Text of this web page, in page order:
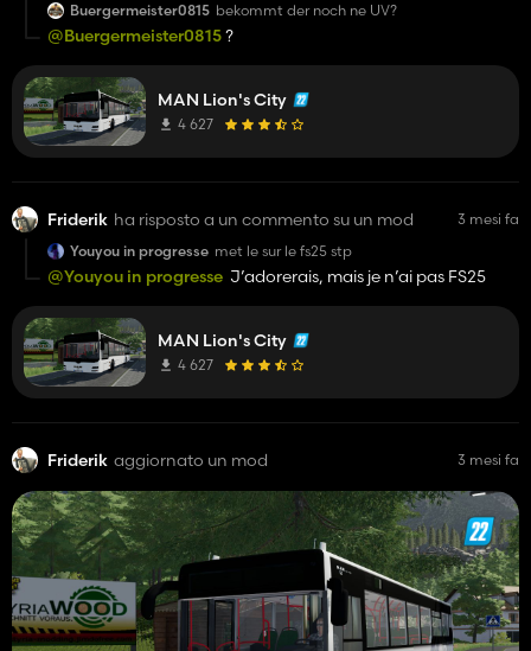
Buergermeister0815 bekommt der noch ne UV?
@Buergermeister0815?
MAN Lion's City
4 627
Friderik ha risposto a un commento su un mod
3 mesi fa
Youyou in progresse met le sur le fs25 stp
@Youyou in progresse J’adorerais, mais je n’ai pas FS25
MAN Lion's City
4 627
Friderik aggiornato un mod 3 mesi fa